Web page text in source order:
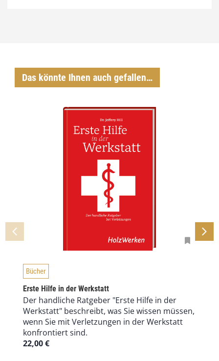
Das könnte Ihnen auch gefallen…
Bücher
Erste Hilfe in der Werkstatt
Der handliche Ratgeber "Erste Hilfe in der
Werkstatt" beschreibt, was Sie wissen müssen,
wenn Sie mit Verletzungen in der Werkstatt
konfrontiert sind.
22,00€